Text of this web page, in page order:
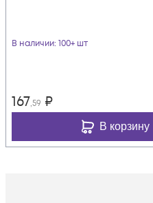
В наличии: 100+ шт
167,59 ₽
В корзину